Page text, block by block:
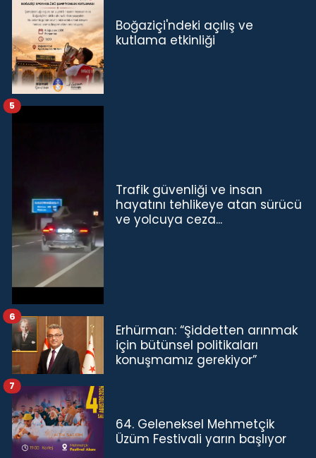
Boğaziçi'ndeki açılış ve
kutlama etkinliği
Trafik güvenliği ve insan
hayatını tehlikeye atan sürücü
ve yolcuya ceza...
5
Erhürman: “Şiddetten arınmak
için bütünsel politikaları
konuşmamız gerekiyor”
6
64. Geleneksel Mehmetçik
Üzüm Festivali yarın başlıyor
7